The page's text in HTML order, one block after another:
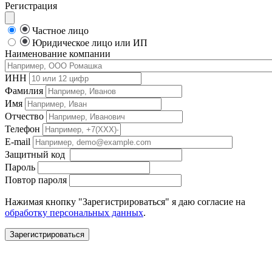
Регистрация
Частное лицо
Юридическое лицо или ИП
Наименование компании
ИНН
Фамилия
Имя
Отчество
Телефон
E-mail
Защитный код
Пароль
Повтор пароля
Нажимая кнопку "Зарегистрироваться" я даю согласие на
обработку персональных данных.
Зарегистрироваться